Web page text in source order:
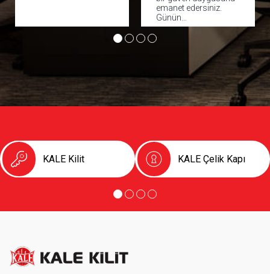
emanet edersiniz.
Günün…
KALE Kilit KALE Çelik Kapı